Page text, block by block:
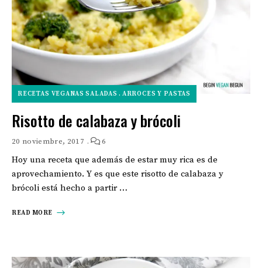
RECETAS VEGANAS SALADAS ARROCES Y PASTAS
Risotto de calabaza y brócoli
20 noviembre, 2017 6
Hoy una receta que además de estar muy rica es de
aprovechamiento. Y es que este risotto de calabaza y
brócoli está hecho a partir …
READ MORE